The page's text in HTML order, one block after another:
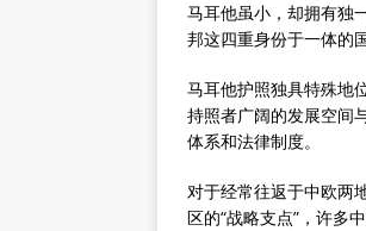
马耳他虽小，却拥有独
邦这四重身份于一体的
马耳他护照独具特殊地
持照者广阔的发展空间
体系和法律制度。
对于经常往返于中欧两
区的“战略支点”，许多